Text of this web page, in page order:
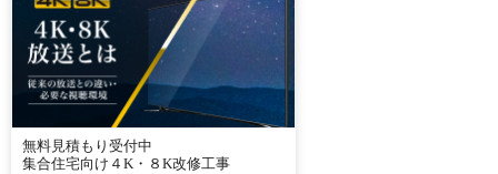
無料見積もり受付中
集合住宅向け４K・８K改修工事